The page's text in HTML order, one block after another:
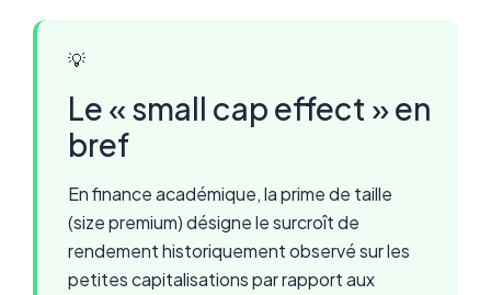
💡
Le « small cap effect » en
bref
En finance académique, la prime de taille
(size premium) désigne le surcroît de
rendement historiquement observé sur les
petites capitalisations par rapport aux